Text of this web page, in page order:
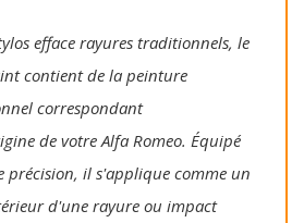
efface rayures traditionnels, le
contient de la peinture
correspondant
de votre Alfa Romeo. Équipé
il s'applique comme un
d'une rayure ou impact